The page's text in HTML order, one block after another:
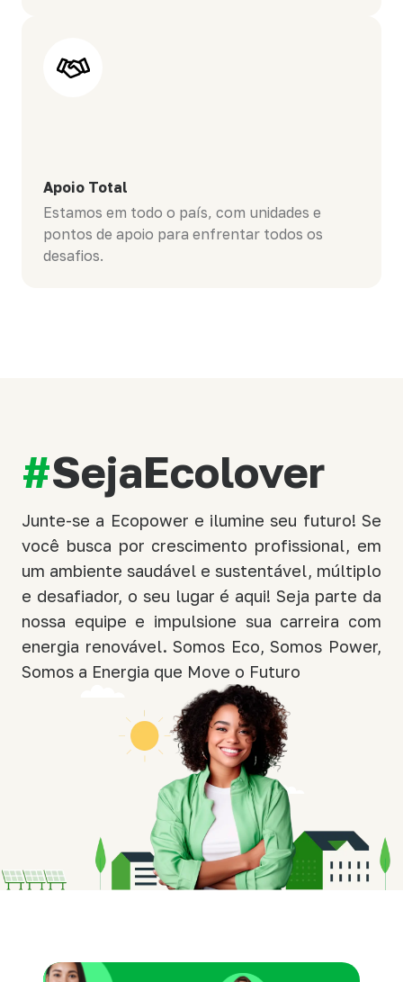
Apoio Total
Estamos em todo o país, com unidades e
pontos de apoio para enfrentar todos os
desafios.
#SejaEcolover
Junte-se a Ecopower e ilumine seu futuro! Se
você busca por crescimento profissional, em
um ambiente saudável e sustentável, múltiplo
e desafiador, o seu lugar é aqui! Seja parte da
nossa equipe e impulsione sua carreira com
energia renovável. Somos Eco, Somos Power,
Somos a Energia que Move o Futuro